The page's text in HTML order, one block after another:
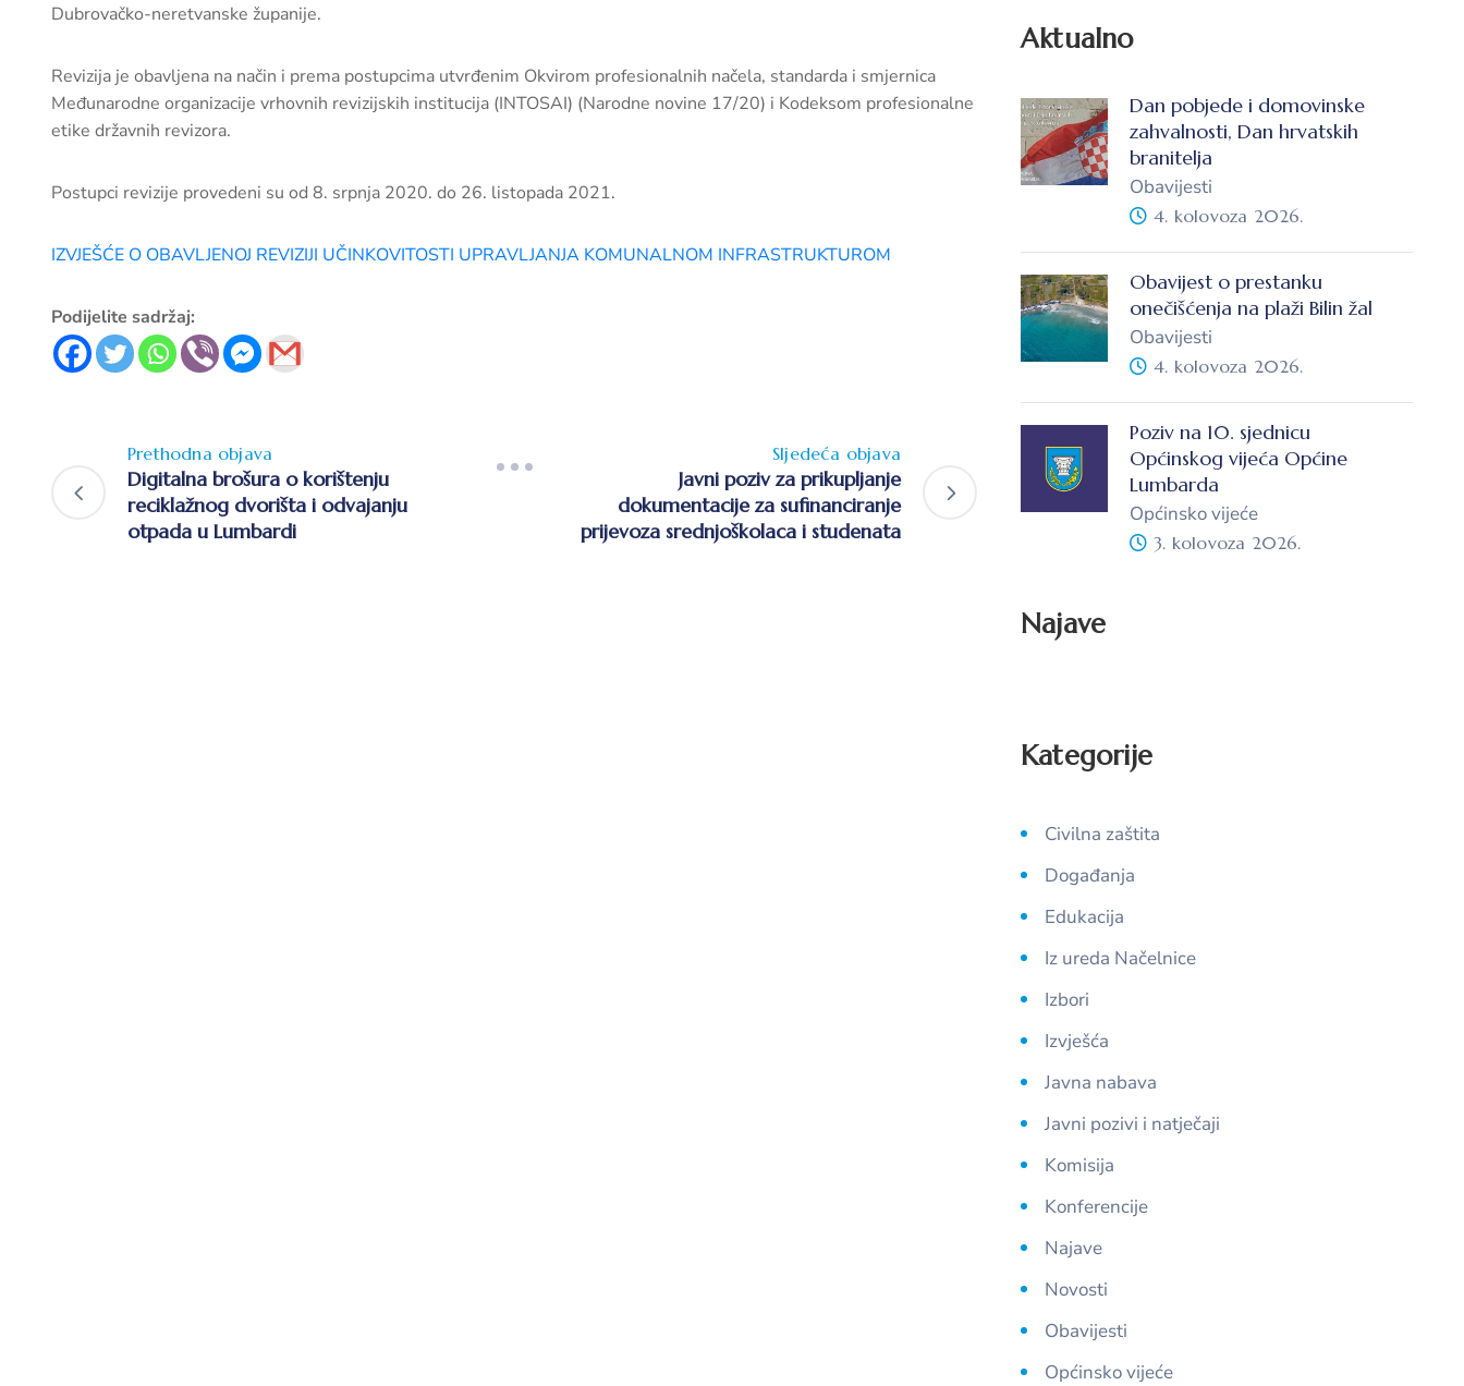
Dubrovačko-neretvanske županije.
Revizija je obavljena na način i prema postupcima utvrđenim Okvirom profesionalnih načela, standarda i smjernica
Međunarodne organizacije vrhovnih revizijskih institucija (INTOSAI) (Narodne novine 17/20) i Kodeksom profesionalne
etike državnih revizora.
Postupci revizije provedeni su od 8. srpnja 2020. do 26. listopada 2021.
IZVJEŠĆE O OBAVLJENOJ REVIZIJI UČINKOVITOSTI UPRAVLJANJA KOMUNALNOM INFRASTRUKTUROM
Podijelite sadržaj:
Prethodna objava
Digitalna brošura o korištenju
reciklažnog dvorišta i odvajanju
otpada u Lumbardi
Sljedeća objava
Javni poziv za prikupljanje
dokumentacije za sufinanciranje
prijevoza srednjoškolaca i studenata
Aktualno
Dan pobjede i domovinske
zahvalnosti, Dan hrvatskih
branitelja
Obavijesti
4. kolovoza 2026.
Obavijest o prestanku
onečišćenja na plaži Bilin žal
Obavijesti
4. kolovoza 2026.
Poziv na 10. sjednicu
Općinskog vijeća Općine
Lumbarda
Općinsko vijeće
3. kolovoza 2026.
Najave
Kategorije
Civilna zaštita
Događanja
Edukacija
Iz ureda Načelnice
Izbori
Izvješća
Javna nabava
Javni pozivi i natječaji
Komisija
Konferencije
Najave
Novosti
Obavijesti
Općinsko vijeće